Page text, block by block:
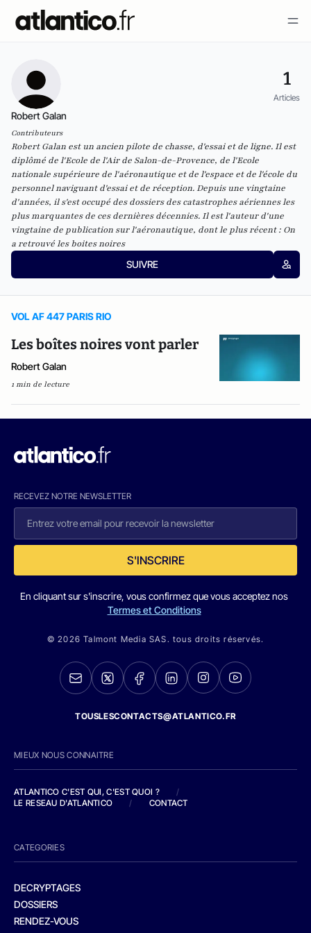
1
Articles
Robert Galan
Contributeurs
Robert Galan est un ancien pilote de chasse, d'essai et de ligne. Il est
diplômé de l'Ecole de l'Air de Salon-de-Provence, de l'Ecole
nationale supérieure de l'aéronautique et de l'espace et de l'école du
personnel naviguant d'essai et de réception. Depuis une vingtaine
d'années, il s'est occupé des dossiers des catastrophes aériennes les
plus marquantes de ces dernières décennies. Il est l'auteur d'une
vingtaine de publication sur l'aéronautique, dont le plus récent : On
a retrouvé les boites noires
SUIVRE
VOL AF 447 PARIS RIO
Les boîtes noires vont parler
Robert Galan
1 min de lecture
RECEVEZ NOTRE NEWSLETTER
S'INSCRIRE
En cliquant sur s'inscrire, vous confirmez que vous acceptez nos
Termes et Conditions
© 2026 Talmont Media SAS. tous droits réservés.
TOUSLESCONTACTS@ATLANTICO.FR
MIEUX NOUS CONNAITRE
ATLANTICO C'EST QUI, C'EST QUOI ?
/
LE RESEAU D'ATLANTICO
/ CONTACT
CATEGORIES
DECRYPTAGES
DOSSIERS
RENDEZ-VOUS